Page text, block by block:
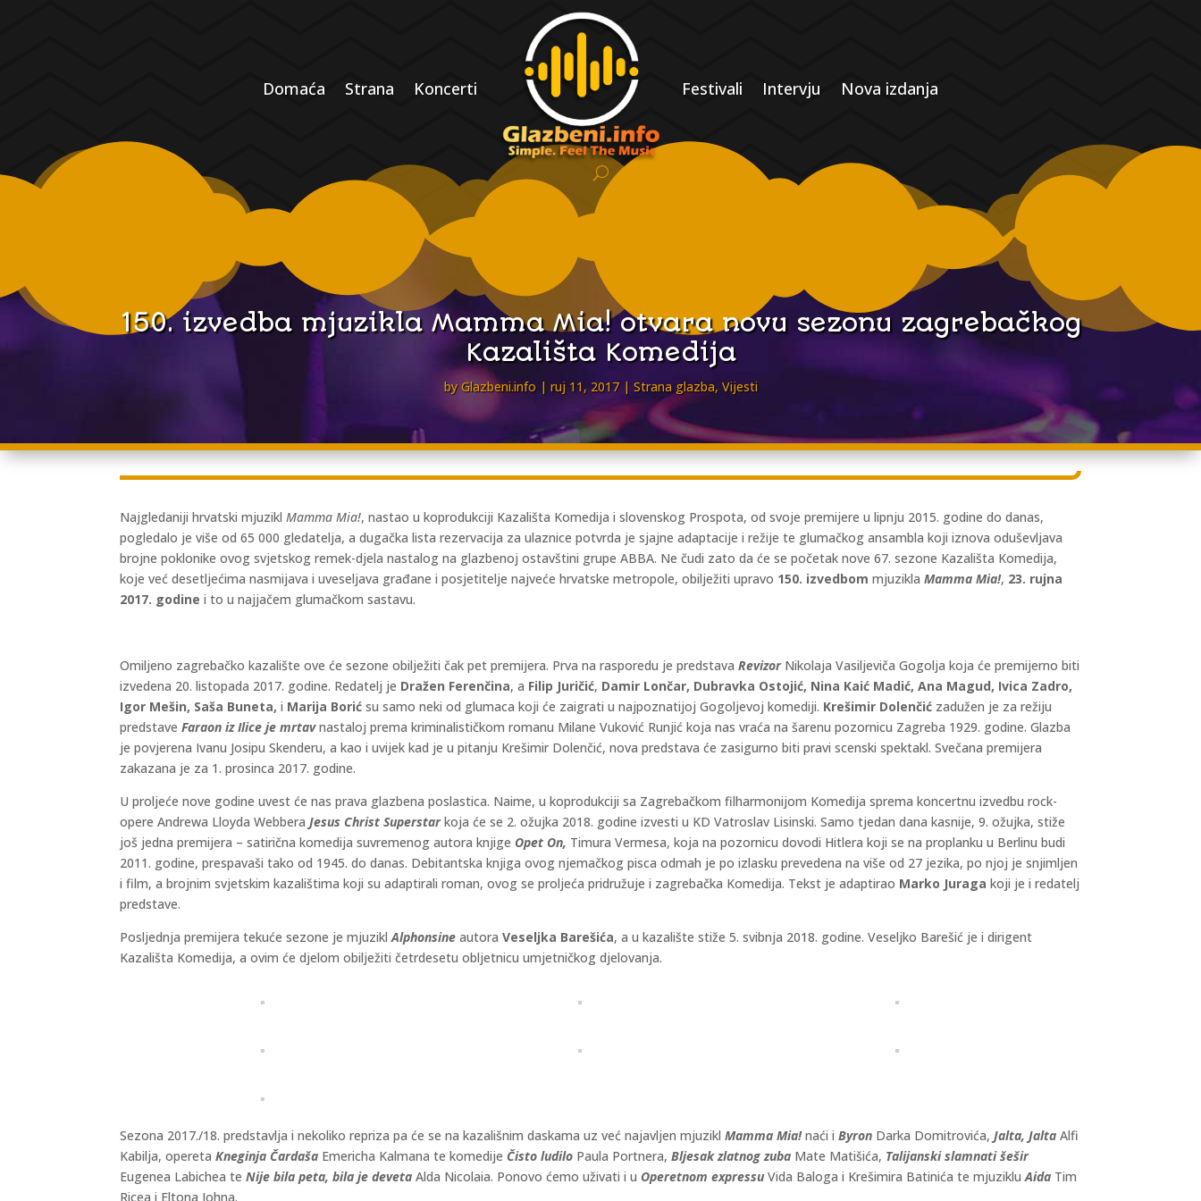
Domaća Strana Koncerti Festivali Intervju Nova izdanja
150. izvedba mjuzikla Mamma Mia! otvara novu sezonu zagrebačkog
Kazališta Komedija
byGlazbeni.info ruj 11, 2017 Strana glazba, Vijesti
Najgledaniji hrvatski mjuziklMamma Mia!, nastao u koprodukciji Kazališta Komedija i slovenskog Prospota, od svoje premijere u lipnju 2015. godine do danas,
pogledalo je više od 65 000 gledatelja, a dugačka lista rezervacija za ulaznice potvrda je sjajne adaptacije i režije te glumačkog ansambla koji iznova oduševljava
brojne poklonike ovog svjetskog remek-djela nastalog na glazbenoj ostavštini grupe ABBA. Ne čudi zato da će se početak nove 67. sezone Kazališta Komedija,
koje već desetljećima nasmijava i uveseljava građane i posjetitelje najveće hrvatske metropole, obilježiti upravo 150. izvedbommjuzikla Mamma Mia!, 23. rujna
2017. godine i to u najjačem glumačkom sastavu.
Omiljeno zagrebačko kazalište ove će sezone obilježiti čak pet premijera. Prva na rasporedu je predstavaRevizorNikolaja Vasiljeviča Gogolja koja će premijerno biti
izvedena 20. listopada 2017. godine. Redatelj je Dražen Ferenčina, a Filip Juričić, Damir Lončar, Dubravka Ostojić, Nina Kaić Madić, Ana Magud, Ivica Zadro,
Igor Mešin, Saša Buneta,i Marija Borić su samo neki od glumaca koji će zaigrati u najpoznatijoj Gogoljevoj komediji. Krešimir Dolenčić zadužen je za režiju
predstaveFaraon iz Ilice je mrtavnastaloj prema kriminalističkom romanu Milane Vuković Runjić koja nas vraća na šarenu pozornicu Zagreba 1929. godine. Glazba
je povjerena Ivanu Josipu Skenderu, a kao i uvijek kad je u pitanju Krešimir Dolenčić, nova predstava će zasigurno biti pravi scenski spektakl. Svečana premijera
zakazana je za 1. prosinca 2017. godine.
U proljeće nove godine uvest će nas prava glazbena poslastica. Naime, u koprodukciji sa Zagrebačkom filharmonijom Komedija sprema koncertnu izvedbu rock-
opere Andrewa Lloyda WebberaJesus Christ Superstarkoja će se 2. ožujka 2018. godine izvesti u KD Vatroslav Lisinski. Samo tjedan dana kasnije, 9. ožujka, stiže
još jedna premijera – satirična komedija suvremenog autora knjige Opet On, Timura Vermesa, koja na pozornicu dovodi Hitlera koji se na proplanku u Berlinu budi
2011. godine, prespavaši tako od 1945. do danas. Debitantska knjiga ovog njemačkog pisca odmah je po izlasku prevedena na više od 27 jezika, po njoj je snjimljen
i film, a brojnim svjetskim kazalištima koji su adaptirali roman, ovog se proljeća pridružuje i zagrebačka Komedija. Tekst je adaptirao Marko Juraga koji je i redatelj
predstave.
Posljednja premijera tekuće sezone je mjuziklAlphonsine autoraVeseljka Barešića, a u kazalište stiže 5. svibnja 2018. godine. Veseljko Barešić je i dirigent
Kazališta Komedija, a ovim će djelom obilježiti četrdesetu obljetnicu umjetničkog djelovanja.
Sezona 2017./18. predstavlja i nekoliko repriza pa će se na kazališnim daskama uz već najavljen mjuziklMamma Mia!naći iByron Darka Domitrovića,Jalta, Jalta Alfi
Kabilja, operetaKneginja Čardaša Emericha Kalmana te komedije Čisto ludilo Paula Portnera,Bljesak zlatnog zuba Mate Matišića, Talijanski slamnati šešir
Eugenea Labichea teNije bila peta, bila je deveta Alda Nicolaia. Ponovo ćemo uživati i u Operetnom expressu Vida Baloga i Krešimira Batinića te mjuzikluAida Tim
Ricea i Eltona Johna.